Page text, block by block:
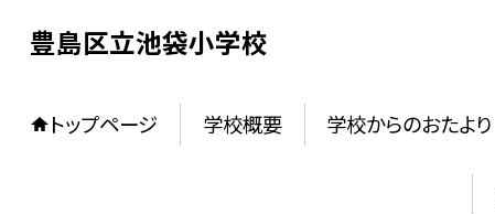
豊島区立池袋小学校
トップページ 学校概要 学校からのおたより